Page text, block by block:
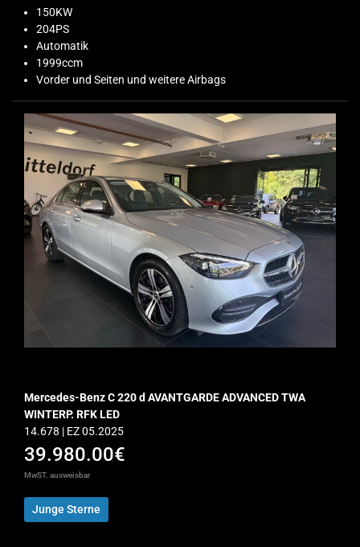
150KW
204PS
Automatik
1999ccm
Vorder und Seiten und weitere Airbags
Mercedes-Benz C 220 d AVANTGARDE ADVANCED TWA
WINTERP. RFK LED
14.678 | EZ 05.2025
39.980.00€
MwST. ausweisbar
Junge Sterne